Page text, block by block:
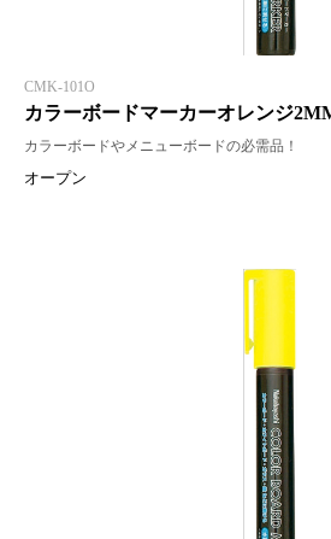
CMK-101O
カラーボードマーカーオレンジ
カラーボードやメニューボードの必需品！
オープン